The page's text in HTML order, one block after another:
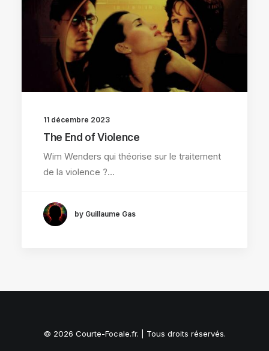
11 décembre 2023
The End of Violence
Wim Wenders qui théorise sur le traitement
de la violence ?…
by Guillaume Gas
© 2026 Courte-Focale.fr. | Tous droits réservés.